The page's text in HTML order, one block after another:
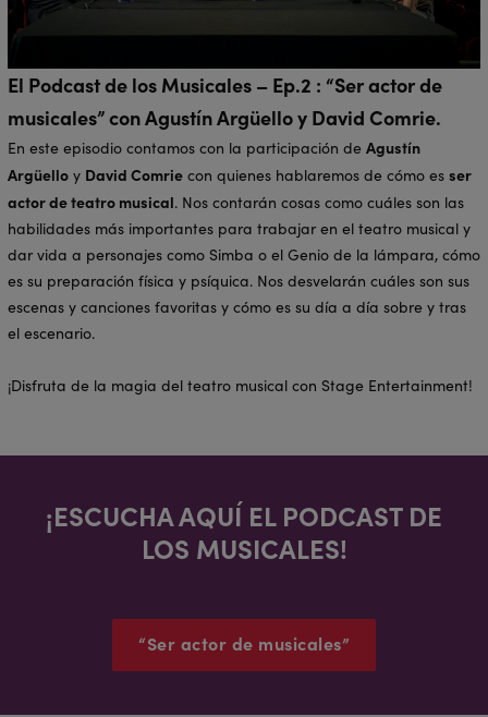
El Podcast de los Musicales – Ep.2 : “Ser actor de
musicales” con Agustín Argüello y David Comrie.
En este episodio contamos con la participación de Agustín
Argüello y David Comrie con quienes hablaremos de cómo es ser
actor de teatro musical. Nos contarán cosas como cuáles son las
habilidades más importantes para trabajar en el teatro musical y
dar vida a personajes como Simba o el Genio de la lámpara, cómo
es su preparación física y psíquica. Nos desvelarán cuáles son sus
escenas y canciones favoritas y cómo es su día a día sobre y tras
el escenario.
¡Disfruta de la magia del teatro musical con Stage Entertainment!
¡ESCUCHA AQUÍ EL PODCAST DE
LOS MUSICALES!
“Ser actor de musicales”